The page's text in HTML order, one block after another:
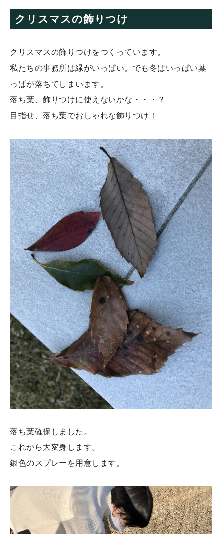
クリスマスの飾りつけ
クリスマスの飾りつけをつくっています。
私たちの事務所は緑がいっぱい。でも冬はいっぱい葉
っぱが落ちてしまいます。
落ち葉、飾りつけに使えないかな・・・？
目指せ、落ち葉でおしゃれな飾りつけ！
落ち葉確保しました。
これから大変身します。
銀色のスプレーを用意します。